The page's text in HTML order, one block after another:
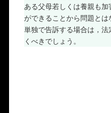
ある父母若しくは養親も
ができることから問題と
単独で告訴する場合は，
くべきでしょう。